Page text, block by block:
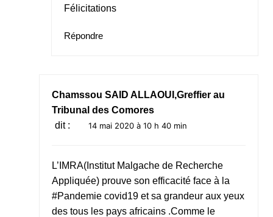
Félicitations
Répondre
Chamssou SAID ALLAOUI,Greffier au
Tribunal des Comores
dit :
14 mai 2020 à 10 h 40 min
L’IMRA(Institut Malgache de Recherche
Appliquée) prouve son efficacité face à la
#Pandemie covid19 et sa grandeur aux yeux
des tous les pays africains .Comme le